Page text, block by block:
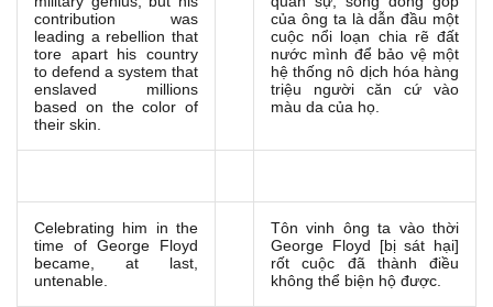
contribution was
leading a rebellion that
tore apart his country
to defend a system that
enslaved millions
based on the color of
their skin.
của ông ta là dẫn đầu một
cuộc nổi loạn chia rẽ đất
nước mình để bảo vệ một
hệ thống nô dịch hóa hàng
triệu người căn cứ vào
màu da của họ.
Celebrating him in the
time of George Floyd
became, at last,
untenable.
Tôn vinh ông ta vào thời
George Floyd [bị sát hại]
rốt cuộc đã thành điều
không thể biện hộ được.